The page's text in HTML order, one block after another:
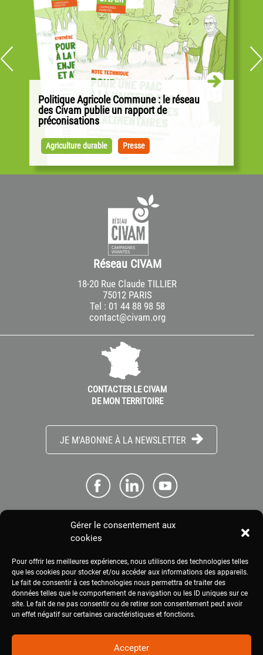
Gérer le consentement aux
cookies
Pour offrir les meilleures expériences, nous utilisons des technologies telles
que les cookies pour stocker et/ou accéder aux informations des appareils.
Le fait de consentir à ces technologies nous permettra de traiter des
données telles que le comportement de navigation ou les ID uniques sur ce
site. Le fait de ne pas consentir ou de retirer son consentement peut avoir
un effet négatif sur certaines caractéristiques et fonctions.
Accepter
Politique Agricole Commune : le réseau
des Civam publie un rapport de
préconisations
débuté sur la base des propositions de la
Commission européenne, les Civam publient...
Agriculture durable Presse
Réseau CIVAM
18-20 Rue Claude TILLIER
75012 PARIS
Tel : 01 44 88 98 58
contact@civam.org
CONTACTER LE CIVAM
DE MON TERRITOIRE
JE M'ABONNE À LA NEWSLETTER
ME CONNECTER
ESPACE PRESSE
MENTIONS LÉGALES